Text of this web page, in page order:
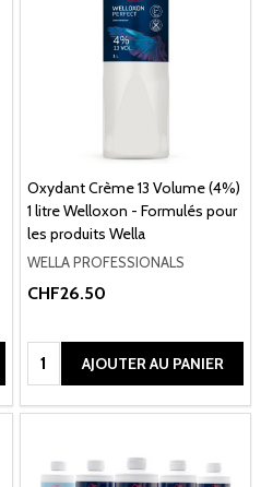
Oxydant Crème 13 Volume (4%)
1 litre Welloxon - Formulés pour
les produits Wella
WELLA PROFESSIONALS
CHF26.50
Quantité:AJOUTER AU PANIER